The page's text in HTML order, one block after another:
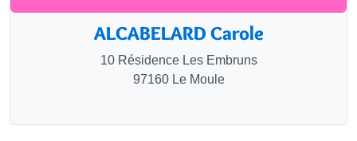
ALCABELARD Carole
10 Résidence Les Embruns
97160 Le Moule